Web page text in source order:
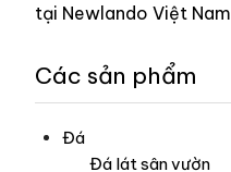
tại Newlando Việt Nam
Các sản phẩm
Đá
Đá lát sân vườn